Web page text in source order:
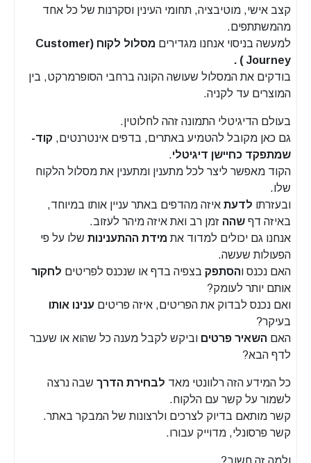
קצב אישי, מוטיבציה, תחומי העינין וסקרנות של כל אחד
מהמשתתפים.
למעשה בניסוי אנחנו מגדירים
מסלול לקוח (Customer
Journey ) .
בודקים את המסלול שעושה הקונה ברחבי הסופרמרקט, בין
המוצרים עד לקניה.
בעולם הדיגיטלי התמונה זהה לחלוטין.
גם כאן מקובל להטמיע באתרים, בדפים אינטרנטים, קוד-
שמתפקד כחיישן דיגיטלי.
הקוד מאפשר ליצר לכל מתענין ומתענין את מסלול הלקוח
שלו.
ובעזרתו לדעת איזה מהדפים באתר עניין אותו במיוחד,
באיזה דףשהה זמן רב ואת איזה מיהר לעזוב.
אנחנו גם יכולים למדוד אתמידת ההתענינות שלו על פי
הפעולות שעשה.
האם נכנס והסתפק בצפיה בדף או שנכנס לפריטים לחקור
אותם יותר לעומק?
ואם נכנס לבדוק את הפריטים, איזה פריטים ענינו אותו
בעיקר?
האםהשאיר פרטים וביקש לקבל מענה כל שהוא או שעבר
לדף הבא?
כל המידע הזה רלוונטי מאד לבחירת הדרך שבה נרצה
לשמור על קשר עם הלקוח.
קשר מותאם בדיוק לצרכים ולרצונות של המבקר באתר.
קשר פרסונלי, מדוייק עבורו.